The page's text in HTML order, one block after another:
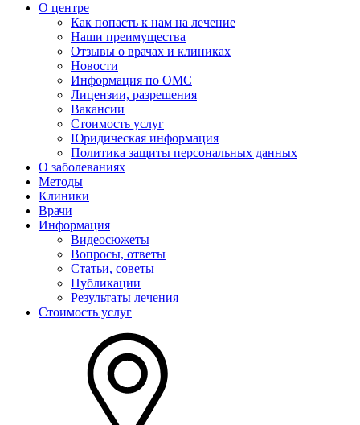
О центре
Как попасть к нам на лечение
Наши преимущества
Отзывы о врачах и клиниках
Новости
Информация по ОМС
Лицензии, разрешения
Вакансии
Стоимость услуг
Юридическая информация
Политика защиты персональных данных
О заболеваниях
Методы
Клиники
Врачи
Информация
Видеосюжеты
Вопросы, ответы
Статьи, советы
Публикации
Результаты лечения
Стоимость услуг